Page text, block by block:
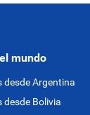
mundo
desde Argentina
desde Bolivia